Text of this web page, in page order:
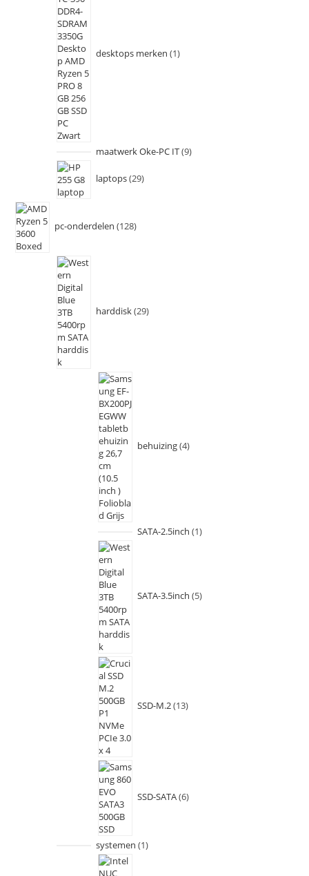
desktops merken 1
maatwerk Oke-PC IT 9
laptops 29
pc-onderdelen 128
harddisk 29
behuizing 4
SATA-2.5inch 1
SATA-3.5inch 5
SSD-M.2 13
SSD-SATA 6
systemen 1